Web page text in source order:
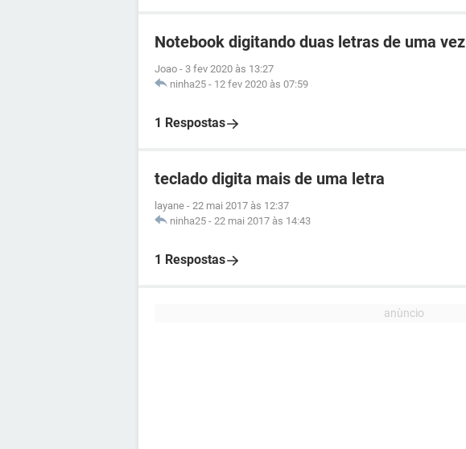
Notebook digitando duas letras de uma vez
Joao - 3 fev 2020 às 13:27
ninha25 - 12 fev 2020 às 07:59
1 Respostas
teclado digita mais de uma letra
layane - 22 mai 2017 às 12:37
ninha25 - 22 mai 2017 às 14:43
1 Respostas